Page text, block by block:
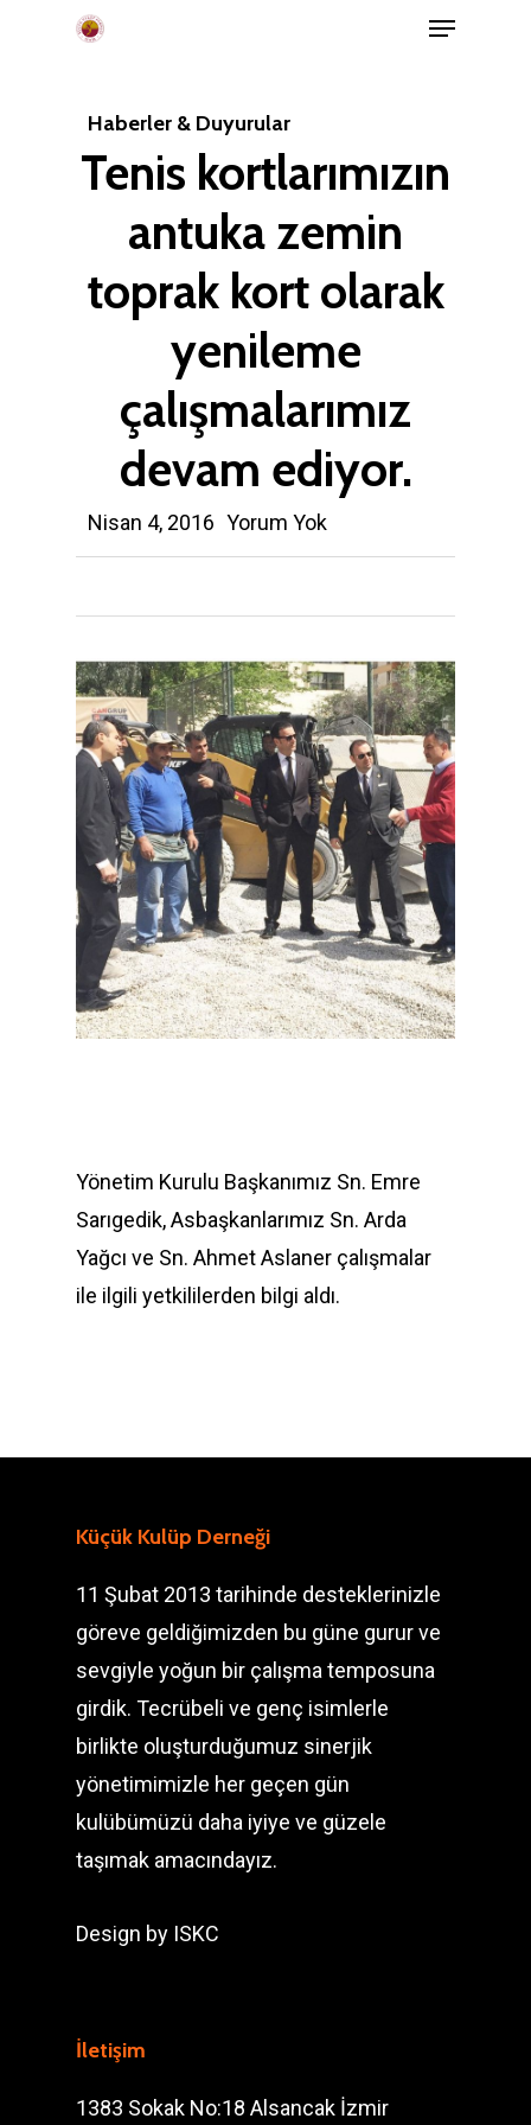
Menu
Haberler & Duyurular
Tenis kortlarımızın
antuka zemin
toprak kort olarak
yenileme
çalışmalarımız
devam ediyor.
Nisan 4, 2016 Yorum Yok
Yönetim Kurulu Başkanımız Sn. Emre
Sarıgedik, Asbaşkanlarımız Sn. Arda
Yağcı ve Sn. Ahmet Aslaner çalışmalar
ile ilgili yetkililerden bilgi aldı.
Küçük Kulüp Derneği
11 Şubat 2013 tarihinde desteklerinizle
göreve geldiğimizden bu güne gurur ve
sevgiyle yoğun bir çalışma temposuna
girdik. Tecrübeli ve genç isimlerle
birlikte oluşturduğumuz sinerjik
yönetimimizle her geçen gün
kulübümüzü daha iyiye ve güzele
taşımak amacındayız.
Design by ISKC
İletişim
1383 Sokak No:18 Alsancak İzmir